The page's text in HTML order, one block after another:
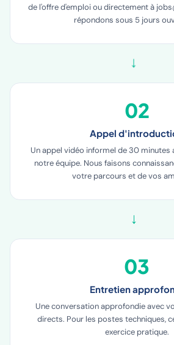
de l'offre d'emploi ou directement à
répondons sous 5 jours
→
02
Appel
Un appel vidéo informel de 30 minutes
notre équipe. Nous faisons
votre parcours et de vos
→
03
Entretien
Une conversation approfondie avec
directs. Pour les postes techniques,
exercice pratique.